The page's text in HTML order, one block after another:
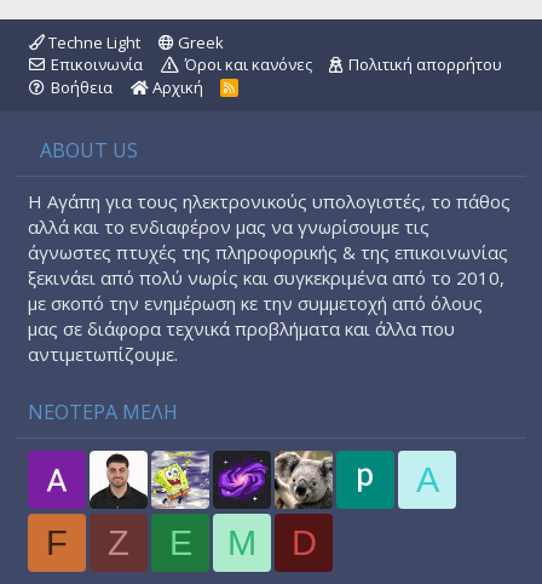
Techne Light
Greek
Επικοινωνία
Όροι και κανόνες
Πολιτική απορρήτου
Βοήθεια
Αρχική
R
ABOUT US
Η Αγάπη για τους ηλεκτρονικούς υπολογιστές, το πάθος
αλλά και το ενδιαφέρον μας να γνωρίσουμε τις
άγνωστες πτυχές της πληροφορικής & της επικοινωνίας
ξεκινάει από πολύ νωρίς και συγκεκριμένα από το 2010,
με σκοπό την ενημέρωση κε την συμμετοχή από όλους
μας σε διάφορα τεχνικά προβλήματα και άλλα που
αντιμετωπίζουμε.
ΝΕΟΤΕΡΑ ΜΕΛΗ
A
F
Z E M D